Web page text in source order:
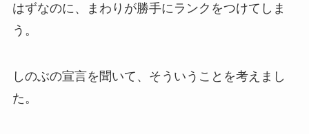
はずなのに、まわりが勝手にランクをつけてしま
う。
しのぶの宣言を聞いて、そういうことを考えまし
た。